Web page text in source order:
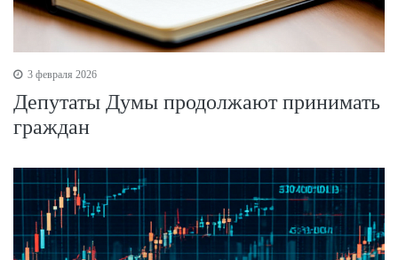
3 февраля 2026
Депутаты Думы продолжают принимать
граждан